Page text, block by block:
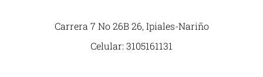
Carrera 7 No 26B 26, Ipiales-Nariño
Celular: 3105161131